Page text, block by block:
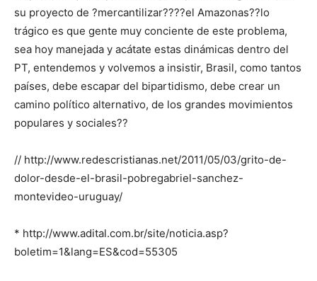
su proyecto de ?mercantilizar????el Amazonas??lo
trágico es que gente muy conciente de este problema,
sea hoy manejada y acátate estas dinámicas dentro del
PT, entendemos y volvemos a insistir, Brasil, como tantos
países, debe escapar del bipartidismo, debe crear un
camino político alternativo, de los grandes movimientos
populares y sociales??
// http://www.redescristianas.net/2011/05/03/grito-de-
dolor-desde-el-brasil-pobregabriel-sanchez-
montevideo-uruguay/
* http://www.adital.com.br/site/noticia.asp?
boletim=1&lang=ES&cod=55305